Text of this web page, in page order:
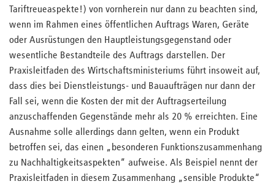
Tariftreueaspekte!) von vornherein nur dann zu beachten sind,
wenn im Rahmen eines öffentlichen Auftrags Waren, Geräte
oder Ausrüstungen den Hauptleistungsgegenstand oder
wesentliche Bestandteile des Auftrags darstellen. Der
Praxisleitfaden des Wirtschaftsministeriums führt insoweit auf,
dass dies bei Dienstleistungs- und Bauaufträgen nur dann der
Fall sei, wenn die Kosten der mit der Auftragserteilung
anzuschaffenden Gegenstände mehr als 20 % erreichten. Eine
Ausnahme solle allerdings dann gelten, wenn ein Produkt
betroffen sei, das einen „besonderen Funktionszusammenhang
zu Nachhaltigkeitsaspekten“ aufweise. Als Beispiel nennt der
Praxisleitfaden in diesem Zusammenhang „sensible Produkte“